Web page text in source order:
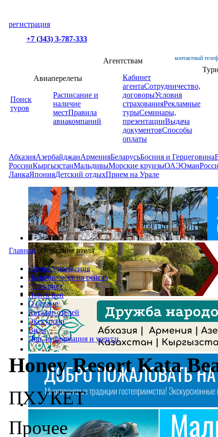
регистрация
+7 (343) 3-787-333
контактный
Поиск
туров
Авиаперелеты
Расписание и
наличие
местПравила
авиакомпаний
Агентствам
Кабинет
агентаСотрудничество,
договорыУсловия
страхованияРекламные
турыСеминары,
презентацииВыдача
документовСпособы
оплаты
АбхазияАзербайджанАрменияБеларусьБосния и Герцеговина
РоссииКыргызстанМальдивыМорские круизыОАЭОман
ЛанкаЯпонияДетский отдыхПрием на Урале
Главная /Описание отеля
Спецпредложения
Наличие мест на рейсах
Стоп-лист
Поиск цен
О стране
Каталог отелей
Экскурсии
Визы
Доп. информация и услуги
Honey Resort Kata
ПХУКЕТ
Прочее